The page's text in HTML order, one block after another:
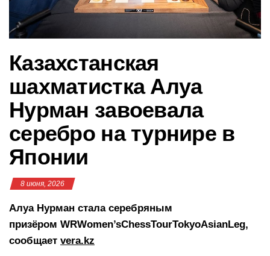
Казахстанская
шахматистка Алуа
Нурман завоевала
серебро на турнире в
Японии
8 июня, 2026
Алуа Нурман стала серебряным
призёром WRWomen’sChessTourTokyoAsianLeg,
сообщает vera.kz